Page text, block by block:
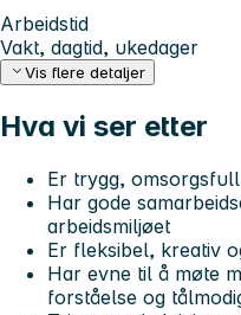
Arbeidstid
Vakt, dagtid, ukedager
Vis flere detaljer
Hva vi ser etter
Er trygg,
Har gode
arbeidsmiljøet
Er fleksibel, kreativ
Har evne til å møte
forståelse og